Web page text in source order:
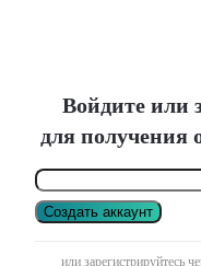
Войдите или
для получения
Создать аккаунт
или зарегистрируйтесь